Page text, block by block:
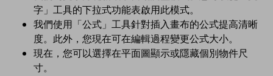
字」工具的下拉式功能表啟用此模式。
我們使用「公式」工具針對插入畫布的公式提高清晰
度。此外，您現在可在編輯過程變更公式大小。
現在，您可以選擇在平面圖顯示或隱藏個別物件尺
寸。